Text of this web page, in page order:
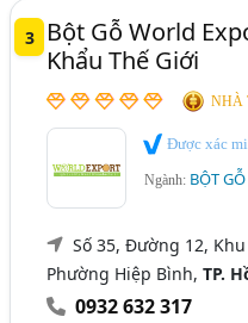
3
Bột Gỗ World
Khẩu Thế Giới
NHÀ
Được xác
Ngành: BỘT
Số 35, Đường 12,
Phường Hiệp Bình,TP.
0932 632 317